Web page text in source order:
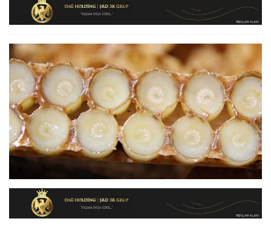
Kararında
Masaya Yatırıldı
16:40 Mustafa Sarıgül’den “Parti Değiştirdi” İddialarına Yanıt